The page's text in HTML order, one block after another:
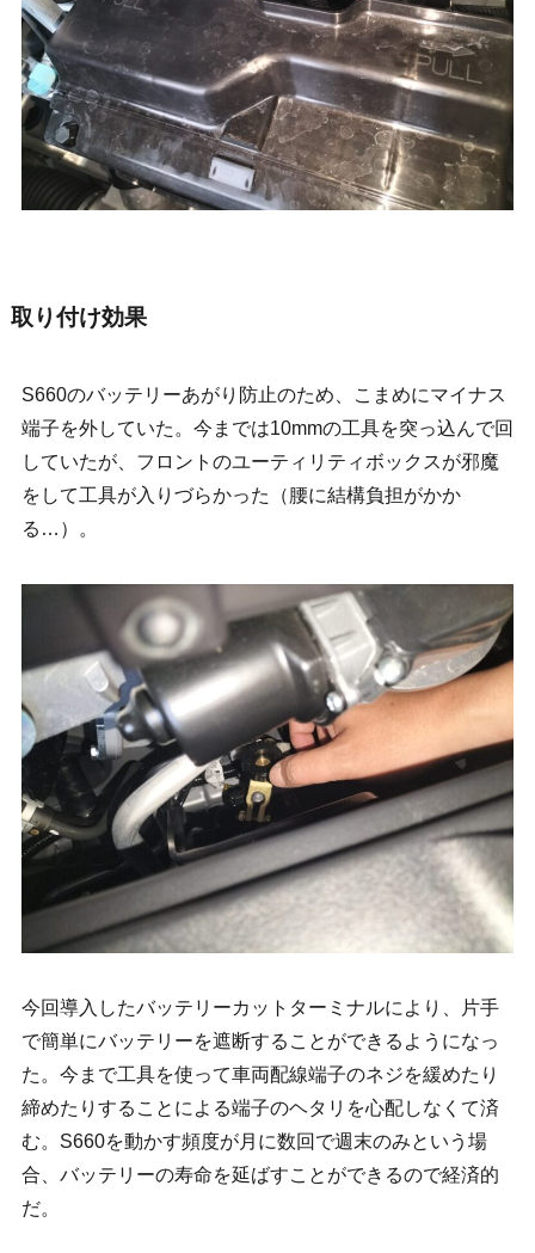
取り付け効果
S660のバッテリーあがり防止のため、こまめにマイナス
端子を外していた。今までは10mmの工具を突っ込んで回
していたが、フロントのユーティリティボックスが邪魔
をして工具が入りづらかった（腰に結構負担がかか
る…）。
今回導入したバッテリーカットターミナルにより、片手
で簡単にバッテリーを遮断することができるようになっ
た。今まで工具を使って車両配線端子のネジを緩めたり
締めたりすることによる端子のヘタリを心配しなくて済
む。S660を動かす頻度が月に数回で週末のみという場
合、バッテリーの寿命を延ばすことができるので経済的
だ。